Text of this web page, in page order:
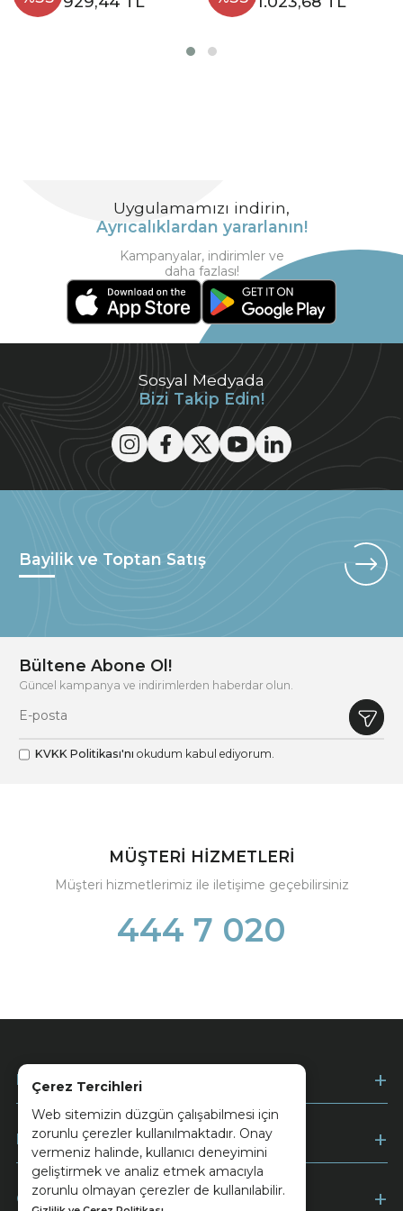
Çerez Tercihleri
Web sitemizin düzgün çalışabilmesi için
zorunlu çerezler kullanılmaktadır. Onay
vermeniz halinde, kullanıcı deneyimini
geliştirmek ve analiz etmek amacıyla
zorunlu olmayan çerezler de kullanılabilir.
Sosyal Medyada
Bizi Takip Edin!
Uygulamamızı indirin,
Ayrıcalıklardan yararlanın!
Kampanyalar, indirimler ve
daha fazlası!
Bayilik ve Toptan Satış
Bültene Abone Ol!
Güncel kampanya ve indirimlerden haberdar olun.
KVKK Politikası'nı okudum kabul ediyorum.
MÜŞTERİ HİZMETLERİ
Müşteri hizmetlerimiz ile iletişime geçebilirsiniz
444 7 020
Kurumsal
Müşteri Hizmetleri
Ödeme